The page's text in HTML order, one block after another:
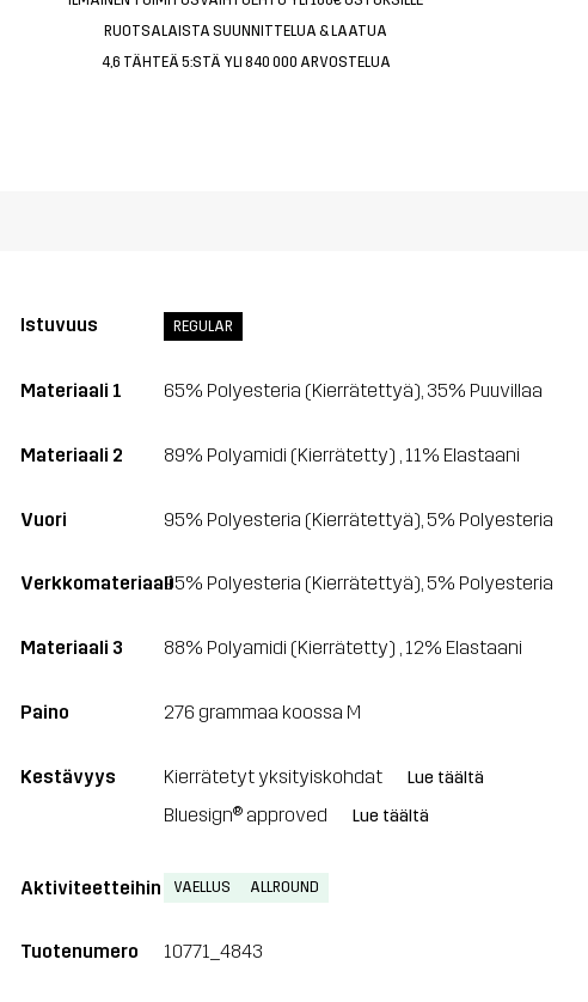
RUOTSALAISTA SUUNNITTELUA & LAATUA
4,6 TÄHTEÄ 5:STÄ YLI 840 000 ARVOSTELUA
Istuvuus REGULAR
Materiaali 1 65% Polyesteria (Kierrätettyä), 35% Puuvillaa
Materiaali 2 89% Polyamidi (Kierrätetty) , 11% Elastaani
Vuori 95% Polyesteria (Kierrätettyä), 5% Polyesteria
Verkkomateriaali95% Polyesteria (Kierrätettyä), 5% Polyesteria
Materiaali 3 88% Polyamidi (Kierrätetty) , 12% Elastaani
Paino 276 grammaa koossa M
Kestävyys Kierrätetyt yksityiskohdat Lue täältä
Bluesign® approved Lue täältä
Aktiviteetteihin VAELLUS ALLROUND
Tuotenumero 10771_4843